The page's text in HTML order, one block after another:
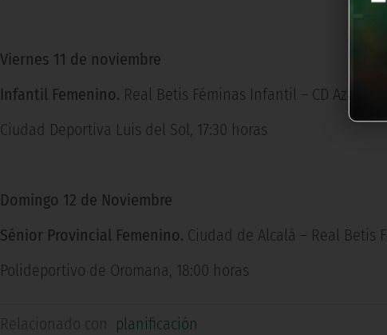
Viernes 11 de noviembre
Infantil Femenino. Real Betis Féminas Infantil – CD Azahar
Ciudad Deportiva Luis del Sol, 17:30 horas
Domingo 12 de Noviembre
Sénior Provincial Femenino. Ciudad de Alcalá – Real Betis
Polideportivo de Oromana, 18:00 horas
Relacionado con planificación